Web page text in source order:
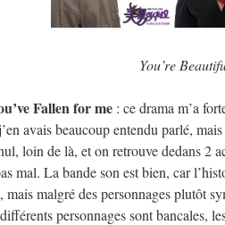
You’re
Fallen for me : ce drama m’a
avais beaucoup entendu parlé,
loin de là, et on retrouve dedans 2
mal. La bande son est bien, car
malgré des personnages plutôt
personnages sont bancales,